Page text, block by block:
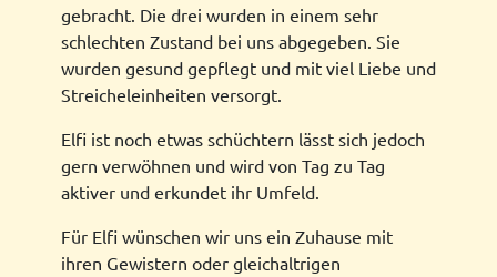
gebracht. Die drei wurden in einem sehr
schlechten Zustand bei uns abgegeben. Sie
wurden gesund gepflegt und mit viel Liebe und
Streicheleinheiten versorgt.
Elfi ist noch etwas schüchtern lässt sich jedoch
gern verwöhnen und wird von Tag zu Tag
aktiver und erkundet ihr Umfeld.
Für Elfi wünschen wir uns ein Zuhause mit
ihren Gewistern oder gleichaltrigen